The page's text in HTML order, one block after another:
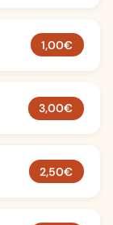
1,00€
3,00€
2,50€